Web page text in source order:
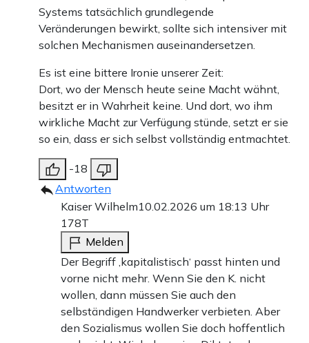
Systems tatsächlich grundlegende
Veränderungen bewirkt, sollte sich intensiver mit
solchen Mechanismen auseinandersetzen.
Es ist eine bittere Ironie unserer Zeit:
Dort, wo der Mensch heute seine Macht wähnt,
besitzt er in Wahrheit keine. Und dort, wo ihm
wirkliche Macht zur Verfügung stünde, setzt er sie
so ein, dass er sich selbst vollständig entmachtet.
-18
Antworten
Kaiser Wilhelm10.02.2026 um 18:13 Uhr
178T
Melden
Der Begriff ‚kapitalistisch‘ passt hinten und
vorne nicht mehr. Wenn Sie den K. nicht
wollen, dann müssen Sie auch den
selbständigen Handwerker verbieten. Aber
den Sozialismus wollen Sie doch hoffentlich